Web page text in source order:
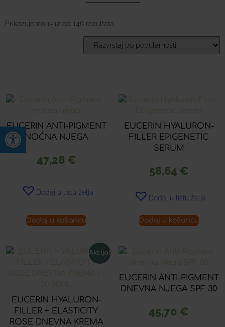
Prikazujemo 1–12 od 146 rezultata
EUCERIN ANTI-PIGMENT
NOĆNA NJEGA
47,28 €
Dodaj u listu želja
Dodaj u košaricu
EUCERIN HYALURON-
FILLER EPIGENETIC
SERUM
58,64 €
Dodaj u listu želja
Dodaj u košaricu
Akcija!
EUCERIN HYALURON-
FILLER + ELASTICITY
ROSE DNEVNA KREMA
EUCERIN ANTI-PIGMENT
DNEVNA NJEGA SPF 30
45,70 €
Open toolbar